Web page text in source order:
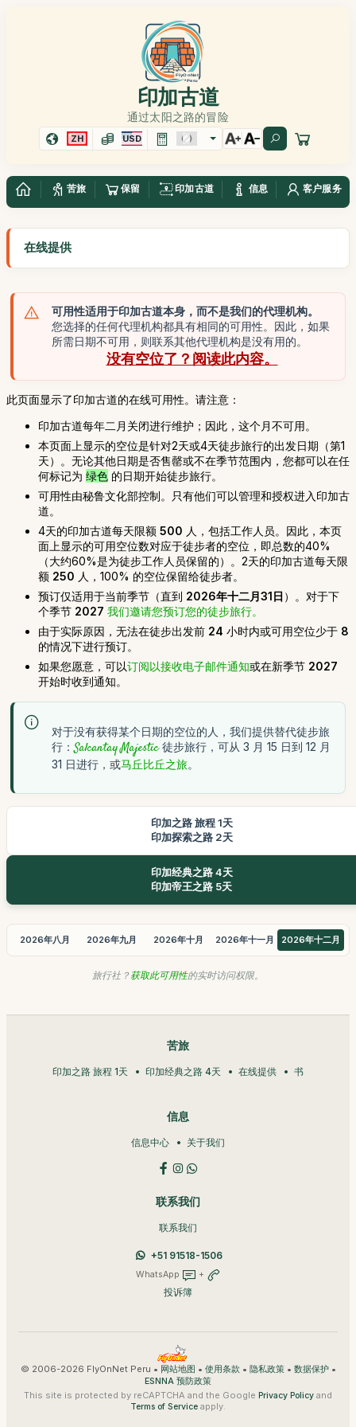
印加古道
通过太阳之路的冒险
ZH USD
苦旅 保留 印加古道 信息 客户服务
在线提供
可用性适用于印加古道本身，而不是我们的代理机构。
您选择的任何代理机构都具有相同的可用性。因此，如果
所需日期不可用，则联系其他代理机构是没有用的。
没有空位了？阅读此内容。
此页面显示了印加古道的在线可用性。请注意：
印加古道每年二月关闭进行维护；因此，这个月不可用。
本页面上显示的空位是针对2天或4天徒步旅行的出发日期（第1
天）。无论其他日期是否售罄或不在季节范围内，您都可以在任
何标记为 绿色 的日期开始徒步旅行。
可用性由秘鲁文化部控制。只有他们可以管理和授权进入印加古
道。
4天的印加古道每天限额 500 人，包括工作人员。因此，本页
面上显示的可用空位数对应于徒步者的空位，即总数的40%
（大约60%是为徒步工作人员保留的）。2天的印加古道每天限
额 250 人，100% 的空位保留给徒步者。
预订仅适用于当前季节（直到 2026年十二月31日 ）。对于下
个季节 2027 我们邀请您预订您的徒步旅行。
由于实际原因，无法在徒步出发前 24 小时内或可用空位少于 8
的情况下进行预订。
如果您愿意，可以订阅以接收电子邮件通知或在新季节 2027
开始时收到通知。
对于没有获得某个日期的空位的人，我们提供替代徒步旅
行： Salcantay Majestic徒步旅行，可从 3 月 15 日到 12 月
31 日进行，或马丘比丘之旅。
印加之路 旅程 1天
印加探索之路 2天
印加经典之路 4天
印加帝王之路 5天
2026年八月 2026年九月 2026年十月 2026年十一月 2026年十二月
旅行社？获取此可用性的实时访问权限。
苦旅
印加之路 旅程 1天 印加经典之路 4天 在线提供 书
信息
信息中心 关于我们
联系我们
联系我们
+51 91518-1506
WhatsApp +
投诉簿
© 2006-2026 FlyOnNet Peru • 网站地图 • 使用条款 • 隐私政策• 数据保护•
ESNNA 预防政策
This site is protected by reCAPTCHA and the Google Privacy Policy and
Terms of Service apply.